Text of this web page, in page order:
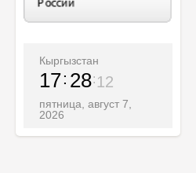
Кыргызстан
17 28 15
пятница, август 7,
2026